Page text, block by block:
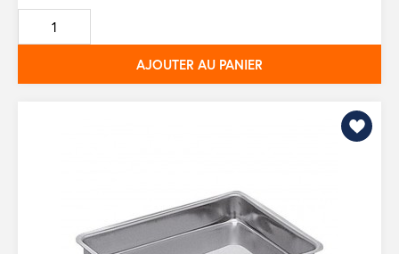
de
base
AJOUTER AU PANIER